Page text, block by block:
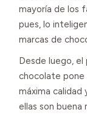
mayoría de los
pues, lo
marcas de
Desde luego,
chocolate pone
máxima calidad
ellas son